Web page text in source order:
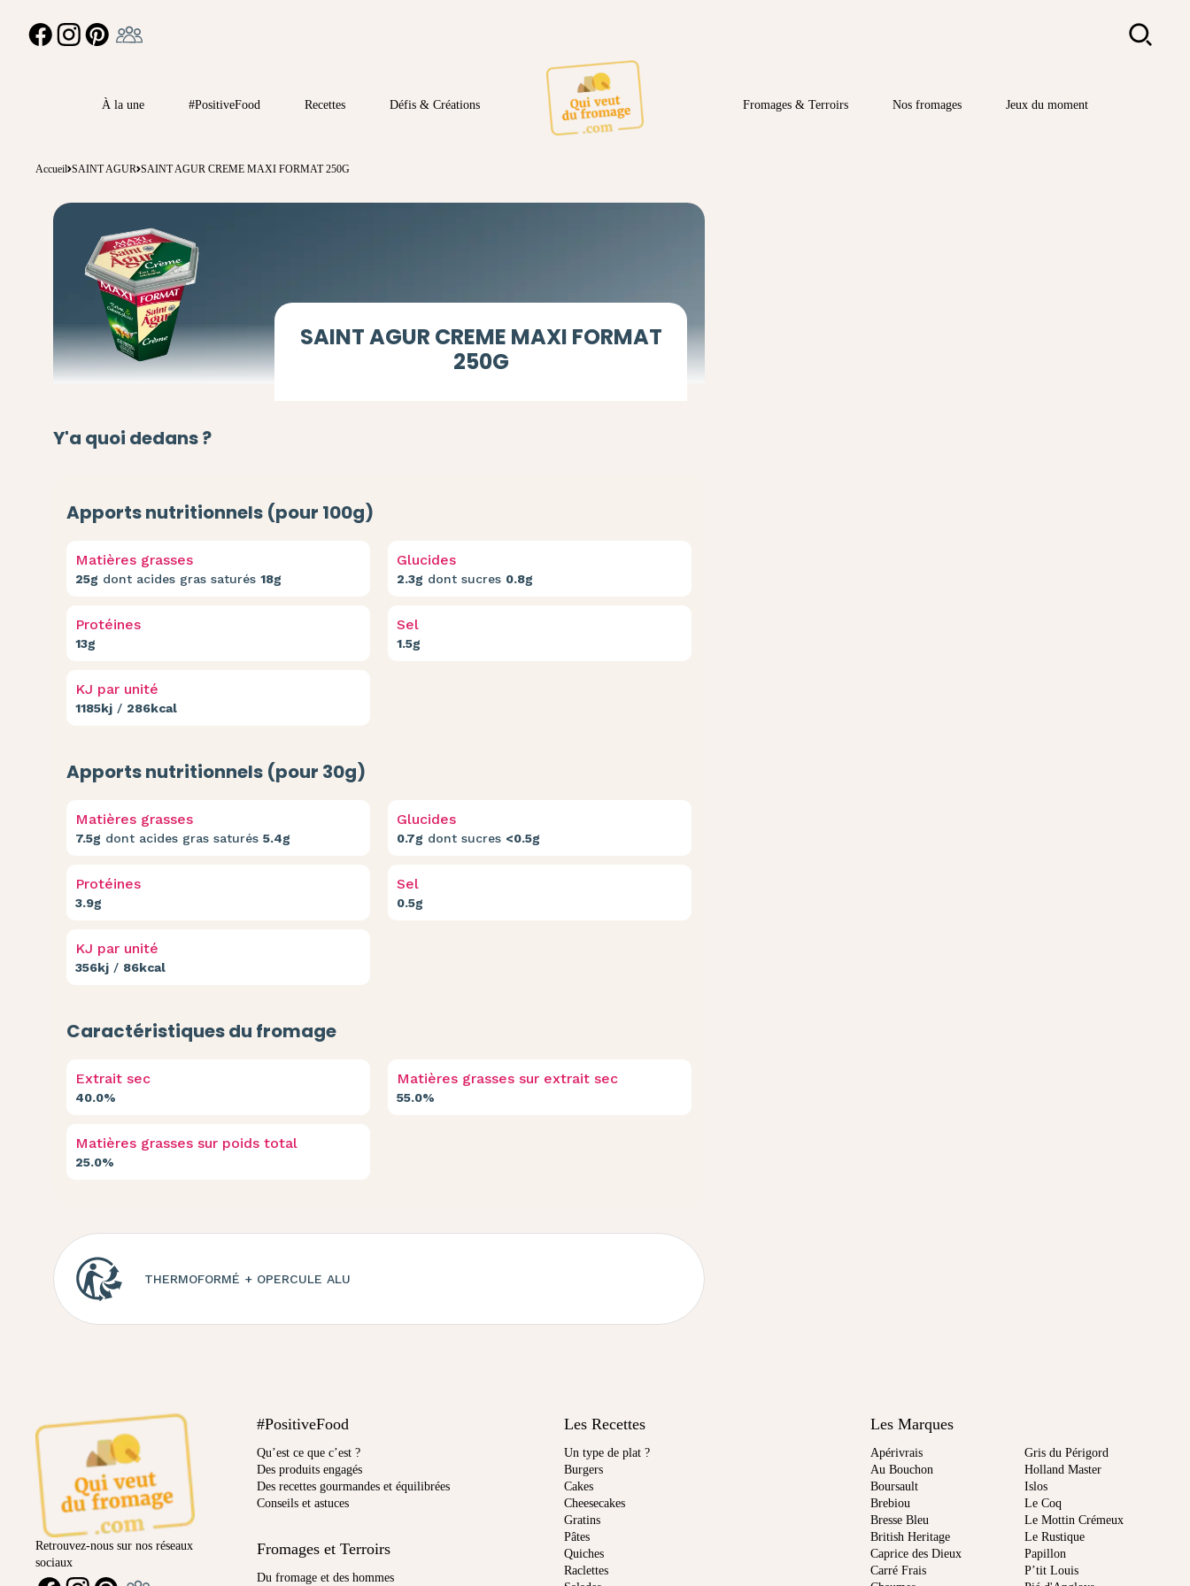
FACEBOOKINSTAGRAMPINTEREST Rechercher
À la une #PositiveFood Recettes Défis & Créations Fromages & Terroirs Nos fromages Jeux du moment
Accueil SAINT AGUR SAINT AGUR CREME MAXI FORMAT 250G
SAINT AGUR CREME MAXI FORMAT
250G
Y'a quoi dedans ?
Apports nutritionnels (pour 100g)
Matières grasses
25g dont acides gras saturés 18g
Glucides
2.3g dont sucres 0.8g
Protéines
13g
Sel
1.5g
KJ par unité
1185kj / 286kcal
Apports nutritionnels (pour 30g)
Matières grasses
7.5g dont acides gras saturés 5.4g
Glucides
0.7g dont sucres <0.5g
Protéines
3.9g
Sel
0.5g
KJ par unité
356kj / 86kcal
Caractéristiques du fromage
Extrait sec
40.0%
Matières grasses sur extrait sec
55.0%
Matières grasses sur poids total
25.0%
THERMOFORMÉ + OPERCULE ALU
Retrouvez-nous sur nos réseaux
sociaux
FACEBOOKINSTAGRAMPINTEREST
#PositiveFood
Qu’est ce que c’est ?
Des produits engagés
Des recettes gourmandes et équilibrées
Conseils et astuces
Fromages et Terroirs
Du fromage et des hommes
Les Recettes
Un type de plat ?
Burgers
Cakes
Cheesecakes
Gratins
Pâtes
Quiches
Raclettes
Les Marques
Apérivrais
Au Bouchon
Boursault
Brebiou
Bresse Bleu
British Heritage
Caprice des Dieux
Carré Frais
Gris du Périgord
Holland Master
Islos
Le Coq
Le Mottin Crémeux
Le Rustique
Papillon
P’tit Louis